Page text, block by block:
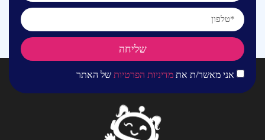
אני מאשר/ת את מדיניות הפרטיות של האתר
שליחה